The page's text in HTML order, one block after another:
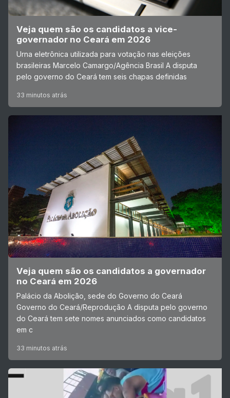
Veja quem são os candidatos a vice-
governador no Ceará em 2026
Urna eletrônica utilizada para votação nas eleições
brasileiras Marcelo Camargo/Agência Brasil A disputa
pelo governo do Ceará tem seis chapas definidas
33 minutos atrás
Veja quem são os candidatos a governador
no Ceará em 2026
Palácio da Abolição, sede do Governo do Ceará
Governo do Ceará/Reprodução A disputa pelo governo
do Ceará tem sete nomes anunciados como candidatos
em c
33 minutos atrás